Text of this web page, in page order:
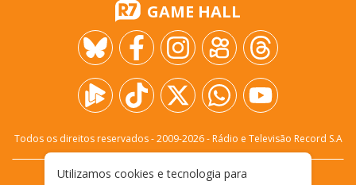
GAME HALL
Todos os direitos reservados - 2009-2026- Rádio e Televisão Record S.A
Utilizamos cookies e tecnologia para